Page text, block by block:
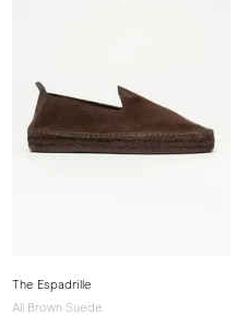
The Espadrille
All Brown Suede